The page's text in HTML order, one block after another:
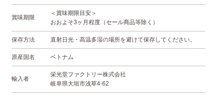
賞味期限
＜賞味期限目安＞
おおよそ3ヶ月程度（セール商品等除く）
保存方法 直射日光・高温多湿の場所を避けて保存してください。
原産国名 ベトナム
輸入者
栄光堂ファクトリー株式会社
岐阜県大垣市浅草4-62